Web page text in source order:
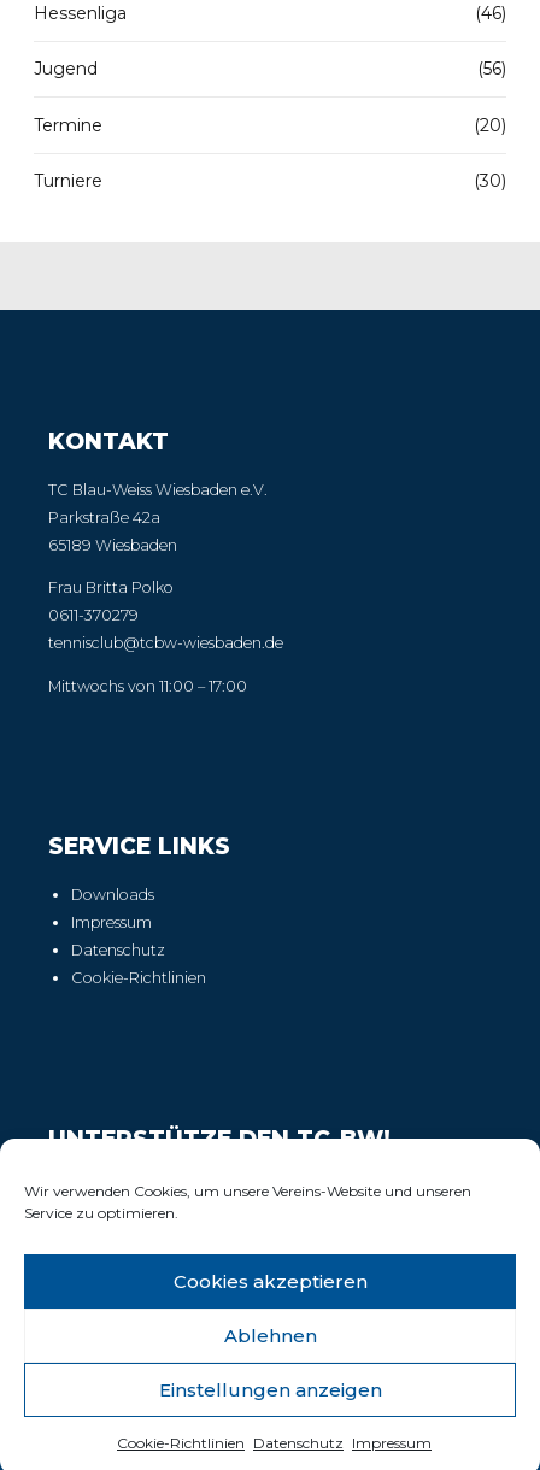
Wir verwenden Cookies, um unsere Vereins-Website und unseren
Service zu optimieren.
Cookies akzeptieren
Ablehnen
Einstellungen anzeigen
Cookie-Richtlinien Datenschutz Impressum
Hessenliga (46)
Jugend (56)
Termine (20)
Turniere (30)
KONTAKT
TC Blau-Weiss Wiesbaden e.V.
Parkstraße 42a
65189 Wiesbaden
Frau Britta Polko
0611-370279
tennisclub@tcbw-wiesbaden.de
Mittwochs von 11:00 – 17:00
SERVICE LINKS
Downloads
Impressum
Datenschutz
Cookie-Richtlinien
UNTERSTÜTZE DEN TC-BW!
Wir freuen uns über Deinen Support!
© 2025 Tennisclub Blau-Weiss Wiesbaden e.V.